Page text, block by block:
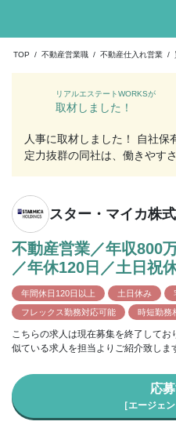
TOP / 不動産営業職 / 不動産仕入れ営業 /
リアルエステートWORKSが
取材しました！
人事に取材しました！ 自社
定力抜群の同社は、働きやす
スター・マイカ株
不動産営業／年収800
／年休120日／土日祝
年間休日120日以上 土日休み
フレックス勤務対応可能
時短勤務
こちらの求人は現在募集を終了してお
似ている求人を担当よりご紹介致しま
応
［エージェ